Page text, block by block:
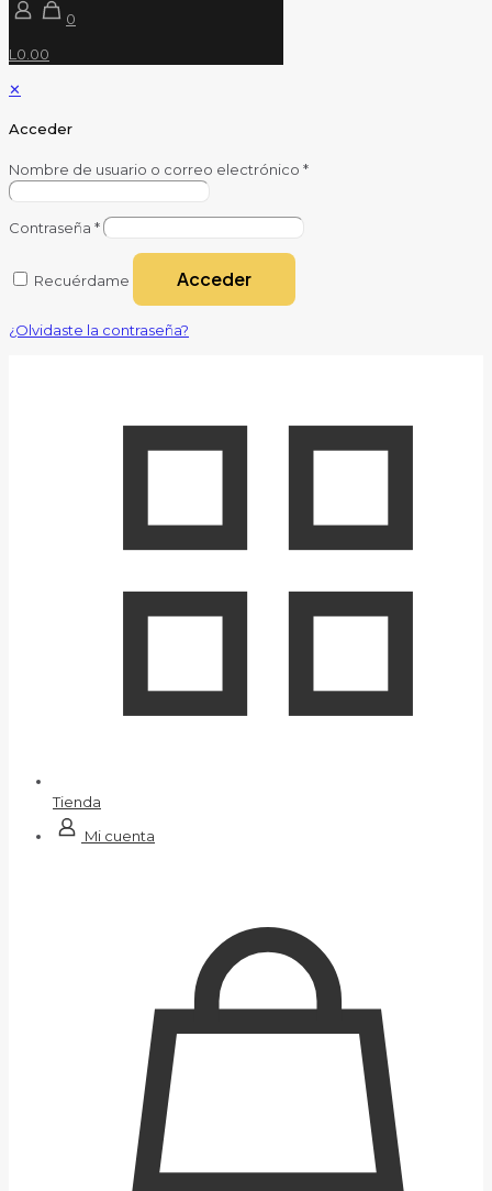
0
L0.00
✕
Acceder
Nombre de usuario o correo electrónico *
Contraseña *
Recuérdame Acceder
¿Olvidaste la contraseña?
Tienda
Mi cuenta